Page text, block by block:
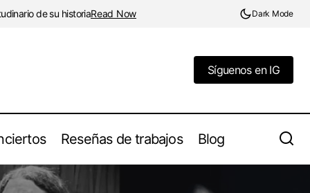
de su historiaRead Now Dark Mode
Síguenos en IG
Reseñas de trabajos Blog